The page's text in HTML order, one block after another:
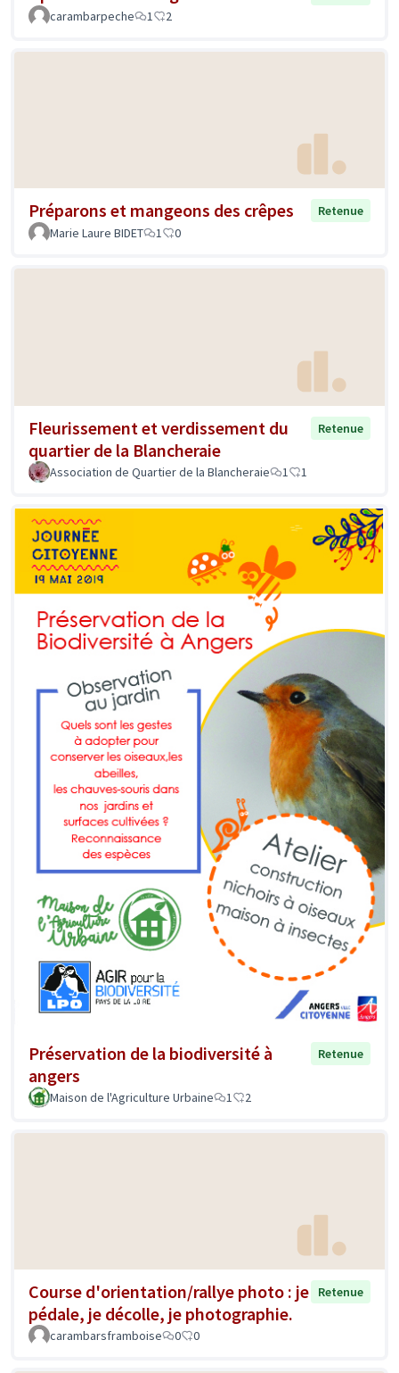
carambarpeche
1 2
Préparons et mangeons des crêpes
Retenue
Marie Laure BIDET
1 0
Fleurissement et verdissement du
quartier de la Blancheraie
Retenue
Association de Quartier de la Blancheraie 1 1
Préservation de la biodiversité à
angers
Retenue
Maison de l'Agriculture Urbaine 1 2
Course d'orientation/rallye photo : je
pédale, je décolle, je photographie.
Retenue
carambarsframboise 0 0